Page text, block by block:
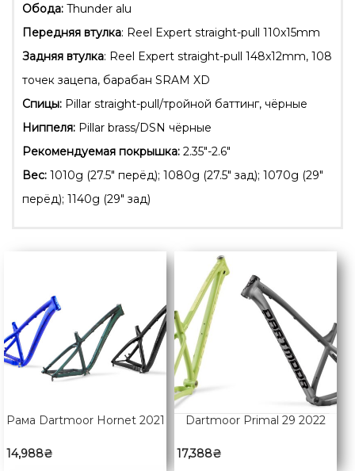
Обода: Thunder alu
Передняя втулка: Reel Expert straight-pull 110x15mm
Задняя втулка: Reel Expert straight-pull 148x12mm, 108
точек зацепа, барабан SRAM XD
Спицы: Pillar straight-pull/тройной баттинг, чёрные
Ниппеля: Pillar brass/DSN чёрные
Рекомендуемая покрышка: 2.35″-2.6″
Вес: 1010g (27.5″ перёд); 1080g (27.5″ зад); 1070g (29″
перёд); 1140g (29″ зад)
Рама Dartmoor Hornet 2021
14,988₴
Dartmoor Primal 29 2022
17,388₴